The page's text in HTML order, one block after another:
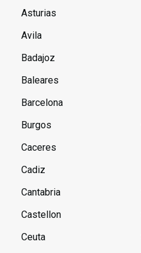
Asturias
Avila
Badajoz
Baleares
Barcelona
Burgos
Caceres
Cadiz
Cantabria
Castellon
Ceuta